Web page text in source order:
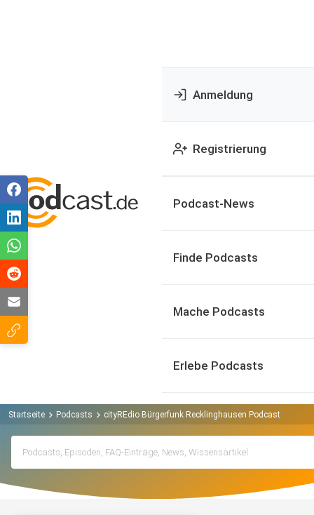
Anmeldung
Registrierung
Podcast-News
Finde Podcasts
Mache Podcasts
Erlebe Podcasts
Startseite Podcasts cityREdio Bürgerfunk Recklinghausen Podcast